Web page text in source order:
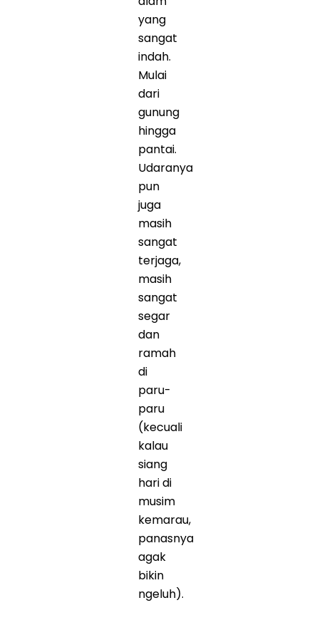
yang
sangat
indah.
Mulai
dari
gunung
hingga
pantai.
Udaranya
pun
juga
masih
sangat
terjaga,
masih
sangat
segar
dan
ramah
di
paru-
paru
(kecuali
kalau
siang
hari di
musim
kemarau,
panasnya
agak
bikin
ngeluh).